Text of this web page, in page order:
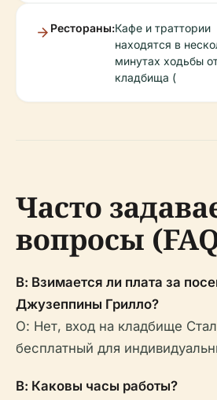
Рестораны:Кафе и траттории
находятся в
минутах ходьбы
кладбища (
Часто
вопросы
В: Взимается ли плата за
Джузеппины Грилло?
О: Нет, вход на кладбище
бесплатный для
В: Каковы часы работы?